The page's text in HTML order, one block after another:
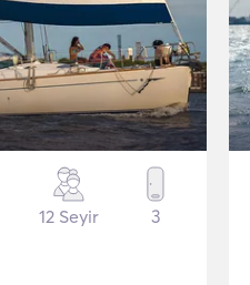
12 Seyir 3